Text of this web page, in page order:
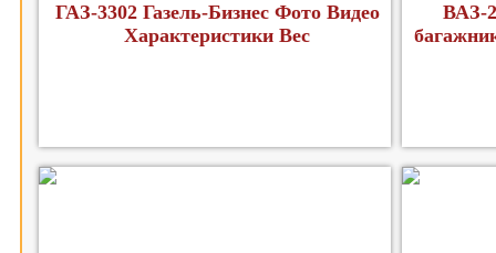
ГАЗ-3302 Газель-Бизнес Фото Видео
Характеристики Вес
ВАЗ-